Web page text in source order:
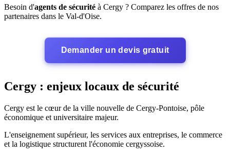
Besoin d'agents de sécurité à Cergy ? Comparez les offres de nos
partenaires dans le Val-d'Oise.
Demander un devis gratuit
Cergy : enjeux locaux de sécurité
Cergy est le cœur de la ville nouvelle de Cergy-Pontoise, pôle
économique et universitaire majeur.
L'enseignement supérieur, les services aux entreprises, le commerce
et la logistique structurent l'économie cergyssoise.